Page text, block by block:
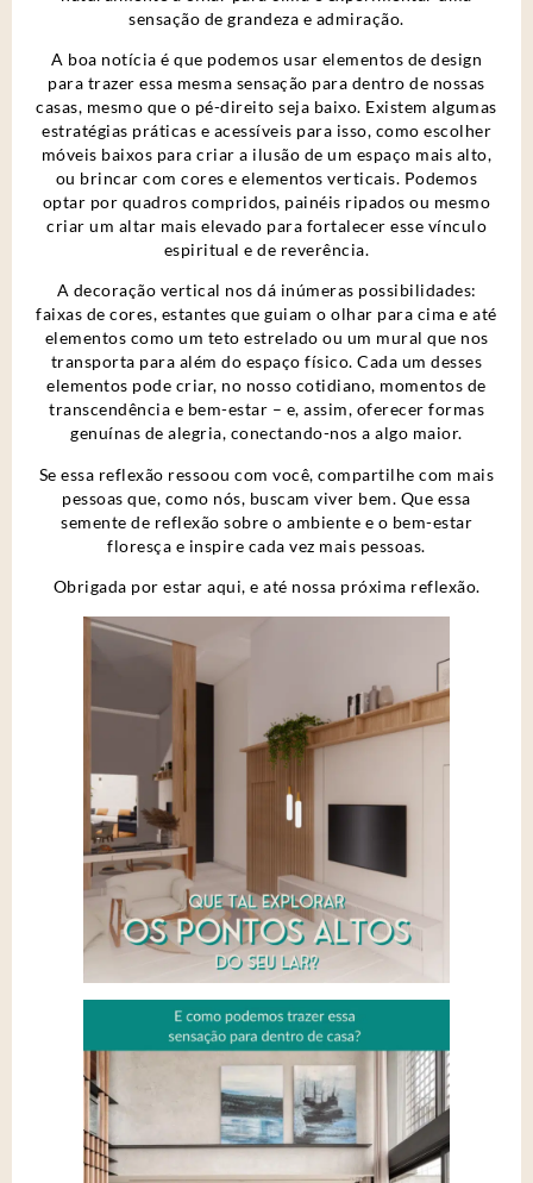
sensação de grandeza e admiração.
A boa notícia é que podemos usar elementos de design
para trazer essa mesma sensação para dentro de nossas
casas, mesmo que o pé-direito seja baixo. Existem algumas
estratégias práticas e acessíveis para isso, como escolher
móveis baixos para criar a ilusão de um espaço mais alto,
ou brincar com cores e elementos verticais. Podemos
optar por quadros compridos, painéis ripados ou mesmo
criar um altar mais elevado para fortalecer esse vínculo
espiritual e de reverência.
A decoração vertical nos dá inúmeras possibilidades:
faixas de cores, estantes que guiam o olhar para cima e até
elementos como um teto estrelado ou um mural que nos
transporta para além do espaço físico. Cada um desses
elementos pode criar, no nosso cotidiano, momentos de
transcendência e bem-estar – e, assim, oferecer formas
genuínas de alegria, conectando-nos a algo maior.
Se essa reflexão ressoou com você, compartilhe com mais
pessoas que, como nós, buscam viver bem. Que essa
semente de reflexão sobre o ambiente e o bem-estar
floresça e inspire cada vez mais pessoas.
Obrigada por estar aqui, e até nossa próxima reflexão.